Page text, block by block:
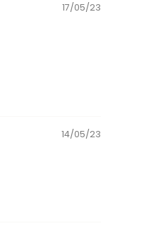
17/05/23
14/05/23